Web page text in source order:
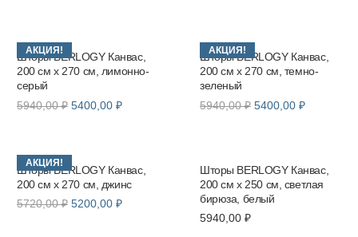
3,00 ₽
АКЦИЯ!
Шторы BERLOGY Канвас,
200 см х 270 см, лимонно-
серый
5940,00₽ Первоначальная
5940,00 ₽.
5400,00 ₽Текущая
АКЦИЯ!
Шторы BERLOGY Канвас,
200 см х 270 см, темно-
зеленый
5940,00₽ Первоначальная
5400,00 ₽Текущая
АКЦИЯ!
Шторы BERLOGY Канвас,
200 см х 270 см, джинс
5720,00₽ Первоначальная
5200,00 ₽Текущая
Шторы BERLOGY Канвас,
200 см х 250 см, светлая
бирюза, белый
5940,00 ₽